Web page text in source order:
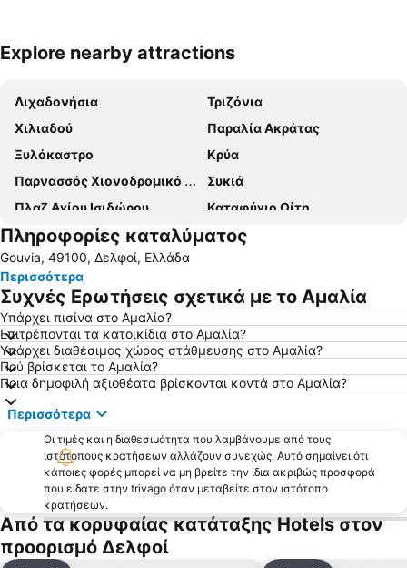
Ανάπτυξη χάρτη
Explore nearby attractions
Λιχαδονήσια
Τριζόνια
Χιλιαδού
Παραλία Ακράτας
Ξυλόκαστρο
Κρύα
Παρνασσός Χιονοδρομικό Κέντρο
Συκιά
Πλαζ Αγίου Ισιδώρου
Καταφύγιο Οίτη
Δερβένι
Λιβάδι
Λίμνη Μόρνου
Καμάρι
Ερατεινή
Καμένα Βούρλα
Πευκιάς
Άγιοι Πάντες
Γαλήνη-Καμένα Βούρλα
Μαραθιάς
Παραλία Διστόμου
Παραδοσιακός Οικισμός Αράχωβας
Σεργούλα
Λιμάνι Ιτέας
Μοναστηράκι
Πευκιάς
Πλατεία Λαού
Βραχάκια Κίρρας
Βυζαντινό Μουσείο Φθιώτιδας
Αλυκή
Το Κάστρο της Λαμίας
Αρχαίο Θέατρο Αιγείρα
Πληροφορίες καταλύματος
Gouvia, 49100, Δελφοί, Ελλάδα
Περισσότερα
Συχνές Ερωτήσεις σχετικά με το Αμαλία
Υπάρχει πισίνα στο Αμαλία?
Επιτρέπονται τα κατοικίδια στο Αμαλία?
Υπάρχει διαθέσιμος χώρος στάθμευσης στο Αμαλία?
Πού βρίσκεται το Αμαλία?
Ποια δημοφιλή αξιοθέατα βρίσκονται κοντά στο Αμαλία?
Περισσότερα
Οι τιμές και η διαθεσιμότητα που λαμβάνουμε από τους
ιστότοπους κρατήσεων αλλάζουν συνεχώς. Αυτό σημαίνει ότι
κάποιες φορές μπορεί να μη βρείτε την ίδια ακριβώς προσφορά
που είδατε στην trivago όταν μεταβείτε στον ιστότοπο
κρατήσεων.
Από τα κορυφαίας κατάταξης Hotels στον
προορισμό Δελφοί